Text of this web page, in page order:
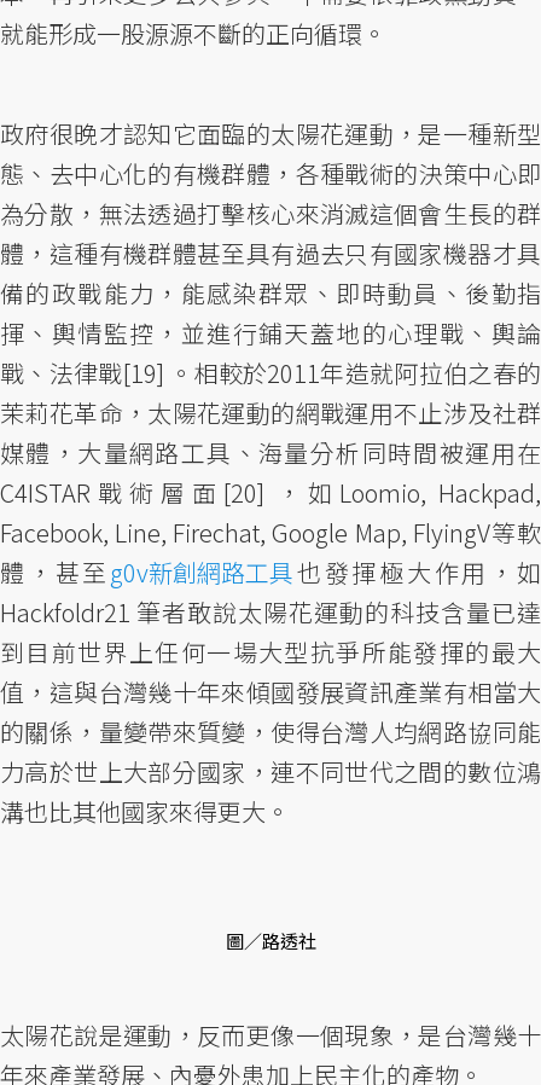
就能形成一股源源不斷的正向循環。
政府很晚才認知它面臨的太陽花運動，是一種新型
態、去中心化的有機群體，各種戰術的決策中心即
為分散，無法透過打擊核心來消滅這個會生長的群
體，這種有機群體甚至具有過去只有國家機器才具
備的政戰能力，能感染群眾、即時動員、後勤指
揮、輿情監控，並進行鋪天蓋地的心理戰、輿論
戰、法律戰[19] 。相較於2011年造就阿拉伯之春的
茉莉花革命，太陽花運動的網戰運用不止涉及社群
媒體，大量網路工具、海量分析同時間被運用在
C4ISTAR戰術層面[20] ，如Loomio, Hackpad,
Facebook, Line, Firechat, Google Map, FlyingV等軟
體，甚至g0v新創網路工具也發揮極大作用，如
Hackfoldr21 筆者敢說太陽花運動的科技含量已達
到目前世界上任何一場大型抗爭所能發揮的最大
值，這與台灣幾十年來傾國發展資訊產業有相當大
的關係，量變帶來質變，使得台灣人均網路協同能
力高於世上大部分國家，連不同世代之間的數位鴻
溝也比其他國家來得更大。
圖／路透社
太陽花說是運動，反而更像一個現象，是台灣幾十
年來產業發展、內憂外患加上民主化的產物。